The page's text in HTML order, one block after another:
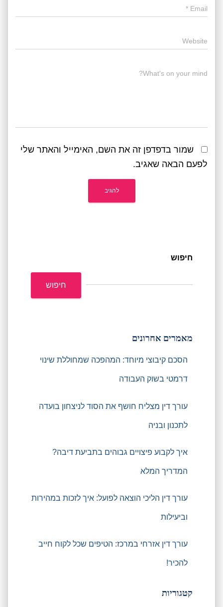
Email
*
Website
What's on your mind?
שמור בדפדפן זה את השם, האימייל והאתר שלי
לפעם הבאה שאגיב.
חיפוש
חיפוש
מאמרים אחרונים
הסכם קיבוצי מיוחד: המהפכה שמחוללת שינוי
דרמטי בשוק העבודה
עורך דין מצליח חושף את הסוד לניצחון בועדה
לתכנון ובניה
איך לקבוע פיצויים גבוהים בתביעת דיבה?
המדריך המלא
עורך דין הליכי הוצאה לפועל: איך לזכות במהירות
וביעילות
עורך דין אזרחי במרכז: הטיפים שכל לקוח חייב
להכיר!
קטגוריות